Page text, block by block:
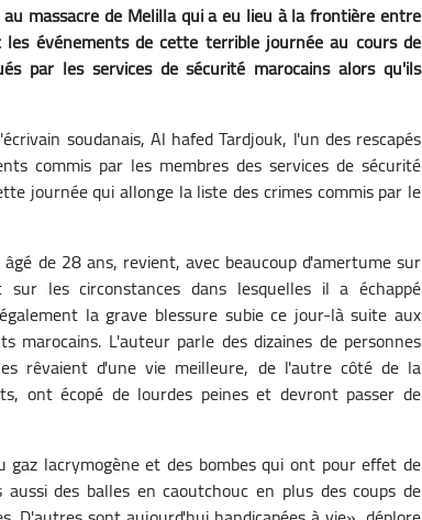
massacre de Melilla qui a eu lieu à la frontière entre
événements de cette terrible journée au cours de
par les services de sécurité marocains alors qu'ils
soudanais, Al hafed Tardjouk, l'un des rescapés
commis par les membres des services de sécurité
journée qui allonge la liste des crimes commis par le
de 28 ans, revient, avec beaucoup d'amertume sur
les circonstances dans lesquelles il a échappé
la grave blessure subie ce jour-là suite aux
marocains. L'auteur parle des dizaines de personnes
rêvaient d'une vie meilleure, de l'autre côté de la
ont écopé de lourdes peines et devront passer de
lacrymogène et des bombes qui ont pour effet de
des balles en caoutchouc en plus des coups de